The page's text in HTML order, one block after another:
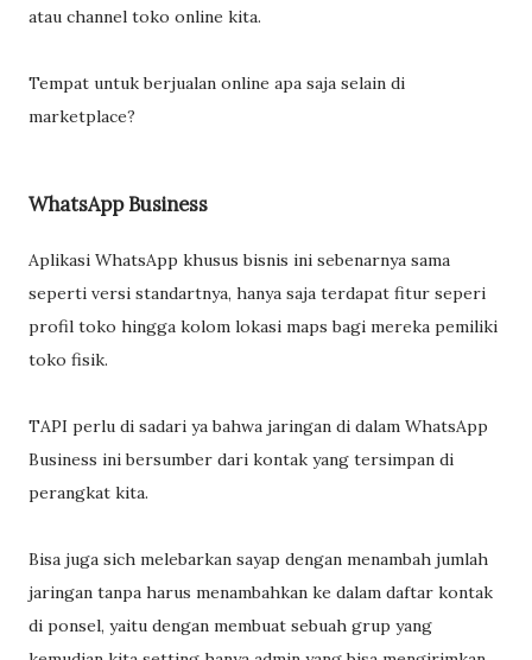
atau channel toko online kita.
Tempat untuk berjualan online apa saja selain di
marketplace?
WhatsApp Business
Aplikasi WhatsApp khusus bisnis ini sebenarnya sama
seperti versi standartnya, hanya saja terdapat fitur seperi
profil toko hingga kolom lokasi maps bagi mereka pemiliki
toko fisik.
TAPI perlu di sadari ya bahwa jaringan di dalam WhatsApp
Business ini bersumber dari kontak yang tersimpan di
perangkat kita.
Bisa juga sich melebarkan sayap dengan menambah jumlah
jaringan tanpa harus menambahkan ke dalam daftar kontak
di ponsel, yaitu dengan membuat sebuah grup yang